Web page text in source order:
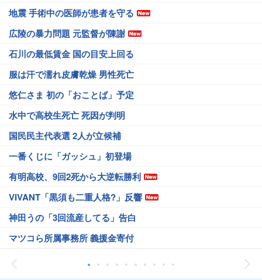
地震 手術中の医師が患者を守る
広陵の暴力問題 元監督が陳謝
石川の最低賃金 国の目安上回る
服は汗で濡れ皮膚乾燥 男性死亡
悠仁さま 初の「おことば」予定
水中で高校生死亡 死因が判明
国民民主代表選 2人が立候補
一番くじに「ガッシュ」初登場
有明高校、9回2死から大逆転勝利
VIVANT「黒須も二重人格?」反響
神田うの「3回流産してる」告白
マツコら所属事務所 義援金寄付